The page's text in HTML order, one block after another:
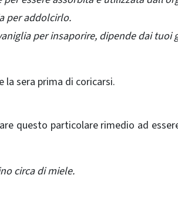
per addolcirlo.
per insaporire, dipende dai tuoi
la sera prima di coricarsi.
questo particolare rimedio ad
circa di miele.